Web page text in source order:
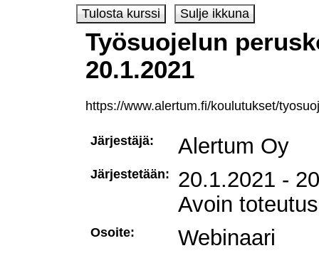
Työsuojelun
20.1.2021
https://www.alertum.fi/koulutukset/
Järjestäjä: Alertum Oy
Järjestetään:
20.1.2021 -
Avoin toteutus
Osoite: Webinaari